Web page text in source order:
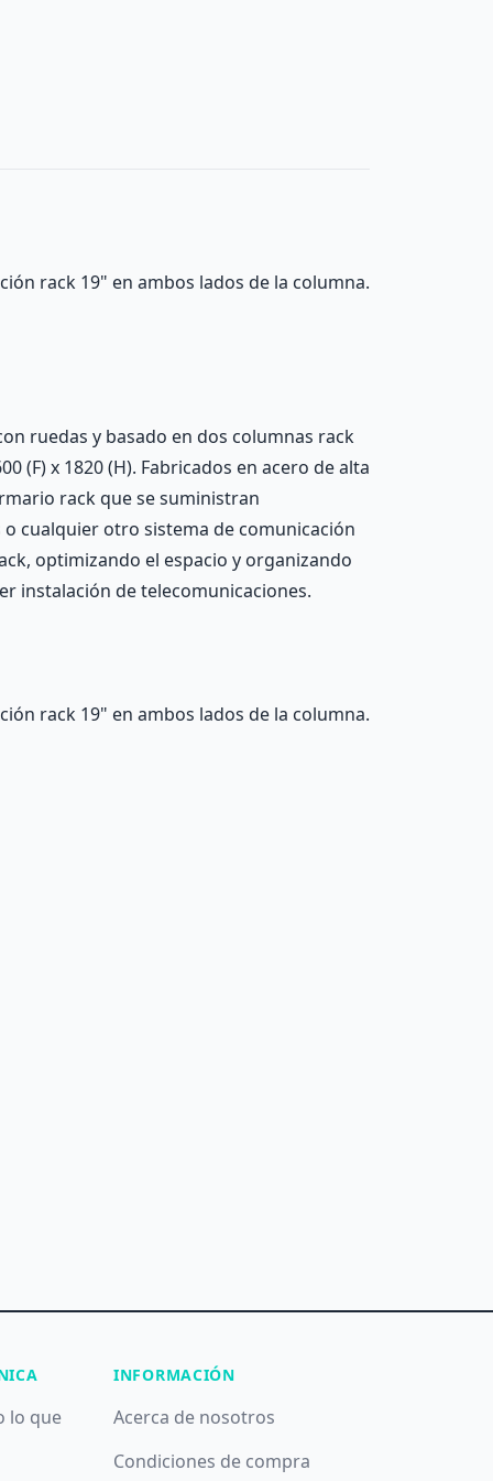
rack 19" en ambos lados de la columna.
ruedas y basado en dos columnas rack
(F) x 1820 (H). Fabricados en acero de alta
rack que se suministran
cualquier otro sistema de comunicación
optimizando el espacio y organizando
instalación de telecomunicaciones.
rack 19" en ambos lados de la columna.
lo que
INFORMACIÓN
Acerca de nosotros
Condiciones de compra